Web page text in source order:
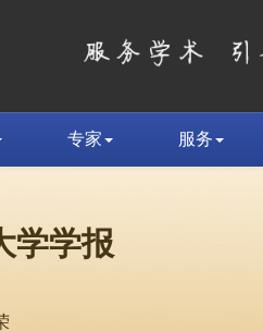
专家 服务
学学报